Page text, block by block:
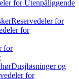
for Utenpåliggende
Reservedeler for
for
for
Dusjløsninger og
for